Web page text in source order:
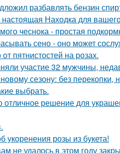
разбавлять бензин
Находка для
чеснока - простая
сено - оно может
пятнистостей на розах.
участие 32 мужчины,
сезону: без перекопки,
выбрать.
отличное решение для
укоренения розы из букета!
не удалось в этом году